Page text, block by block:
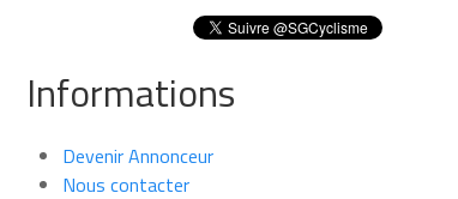
Informations
Devenir Annonceur
Nous contacter